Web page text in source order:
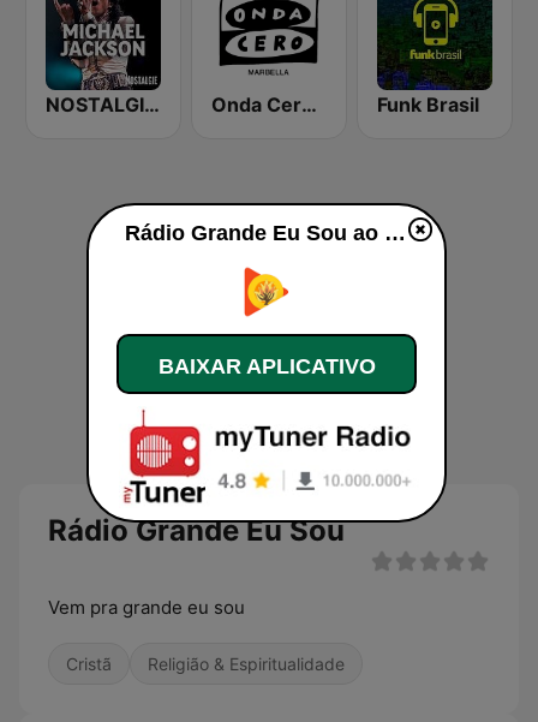
NOSTALGIE MICHAEL JACKSON Onda Cero Marbella Funk Brasil
Rádio Grande Eu Sou
Vem pra grande eu sou
Cristã Religião & Espiritualidade
Rádio Grande Eu Sou ao vivo
BAIXAR APLICATIVO